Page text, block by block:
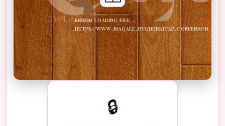
ERROR LOADING FILE -
HTTPS://WWW.MAQALE.UYGHURKITAP.COM/ERROR.PDF
🔒